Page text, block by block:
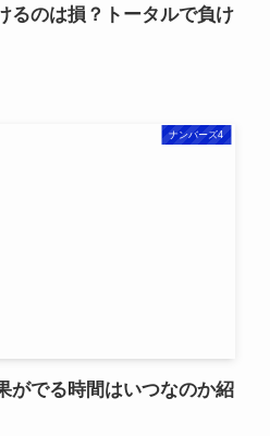
るのは損？トータルで負け
ナンバーズ4
がでる時間はいつなのか紹